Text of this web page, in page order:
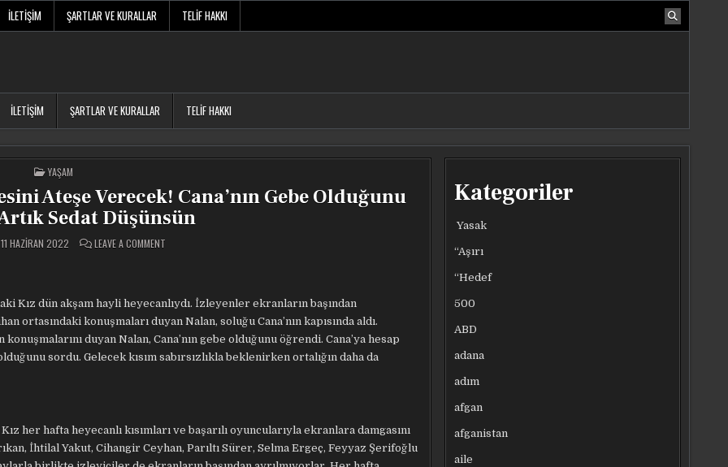
İLETIŞIM ŞARTLAR VE KURALLAR TELIF HAKKI
İLETIŞIM ŞARTLAR VE KURALLAR TELIF HAKKI
POSTED
IN
YAŞAM
Ateşe Verecek! Cana’nın Gebe Olduğunu
Sedat Düşünsün
HAZIRAN 2022 LEAVE A COMMENT
ATEŞE
VERECEK!
CANA’NIN
GEBE
OLDUĞUNU
ÖĞRENDI
ARTIK
Kız dün akşam hayli heyecanlıydı. İzleyenler ekranların başından
ortasındaki konuşmaları duyan Nalan, soluğu Cana’nın kapısında aldı.
duyan Nalan, Cana’nın gebe olduğunu öğrendi. Cana’ya hesap
sordu. Gelecek kısım sabırsızlıkla beklenirken ortalığın daha da
her hafta heyecanlı kısımları ve başarılı oyuncularıyla ekranlara damgasını
İhtilal Yakut, Cihangir Ceyhan, Parıltı Sürer, Selma Ergeç, Feyyaz Şerifoğlu
Kategoriler
Yasak
“Aşırı
“Hedef
500
ABD
adana
adım
afgan
afganistan
aile